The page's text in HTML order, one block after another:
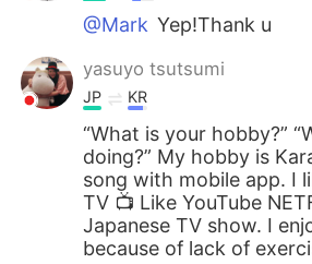
@Mark Yep!Thank u
yasuyo tsutsumi
JP KR
“What is your hobby?”
doing?” My hobby is
song with mobile app. I
TV 📺 Like YouTube
Japanese TV show. I
because of lack of